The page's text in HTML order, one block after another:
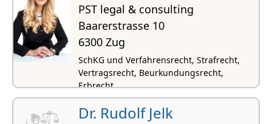
PST legal & consulting
Baarerstrasse 10
6300 Zug
SchKG und Verfahrensrecht, Strafrecht,
Vertragsrecht, Beurkundungsrecht,
Erbrecht
Dr. Rudolf Jelk